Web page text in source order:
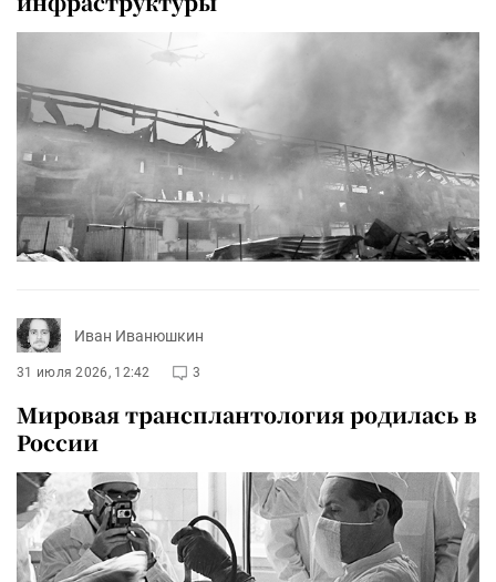
Иван Иванюшкин
31 июля 2026, 12:42 3
Мировая трансплантология родилась в
России